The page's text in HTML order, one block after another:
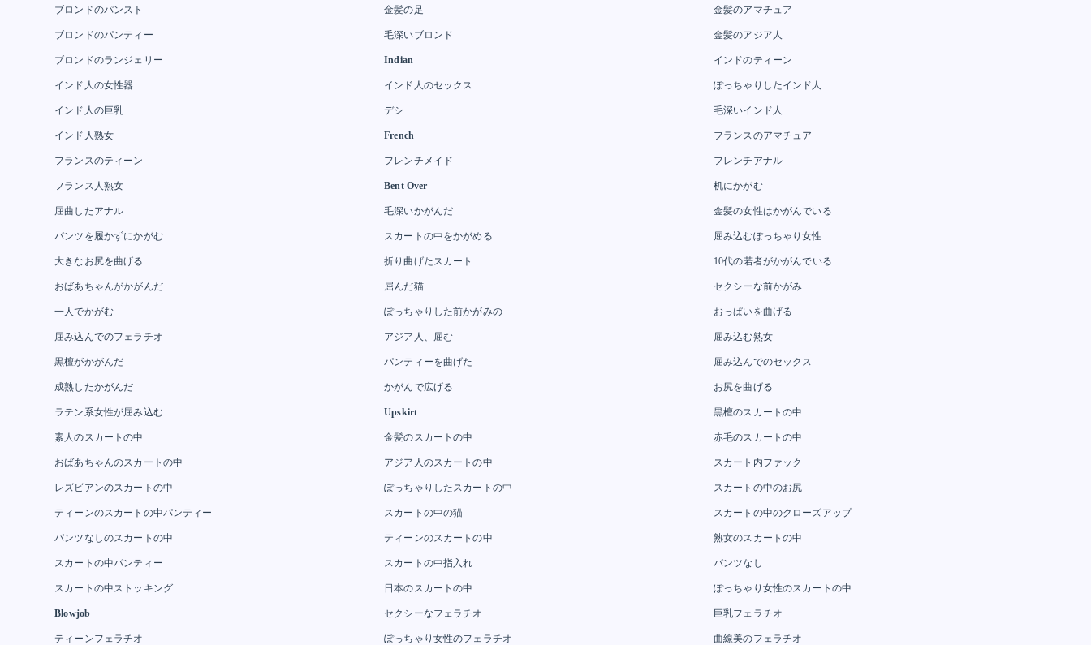
ブロンドのパンスト 金髪の足 金髪のアマチュア
ブロンドのパンティー 毛深いブロンド 金髪のアジア人
ブロンドのランジェリー Indian インドのティーン
インド人の女性器 インド人のセックス ぽっちゃりしたインド人
インド人の巨乳 デシ 毛深いインド人
インド人熟女 French フランスのアマチュア
フランスのティーン フレンチメイド フレンチアナル
フランス人熟女 Bent Over 机にかがむ
屈曲したアナル 毛深いかがんだ 金髪の女性はかがんでいる
パンツを履かずにかがむ スカートの中をかがめる 屈み込むぽっちゃり女性
大きなお尻を曲げる 折り曲げたスカート 10代の若者がかがんでいる
おばあちゃんがかがんだ 屈んだ猫 セクシーな前かがみ
一人でかがむ ぽっちゃりした前かがみの おっぱいを曲げる
屈み込んでのフェラチオ アジア人、屈む 屈み込む熟女
黒檀がかがんだ パンティーを曲げた 屈み込んでのセックス
成熟したかがんだ かがんで広げる お尻を曲げる
ラテン系女性が屈み込む Upskirt 黒檀のスカートの中
素人のスカートの中 金髪のスカートの中 赤毛のスカートの中
おばあちゃんのスカートの中 アジア人のスカートの中 スカート内ファック
レズビアンのスカートの中 ぽっちゃりしたスカートの中 スカートの中のお尻
ティーンのスカートの中パンティー スカートの中の猫 スカートの中のクローズアップ
パンツなしのスカートの中 ティーンのスカートの中 熟女のスカートの中
スカートの中パンティー スカートの中指入れ パンツなし
スカートの中ストッキング 日本のスカートの中 ぽっちゃり女性のスカートの中
Blowjob セクシーなフェラチオ 巨乳フェラチオ
ティーンフェラチオ ぽっちゃり女性のフェラチオ 曲線美のフェラチオ